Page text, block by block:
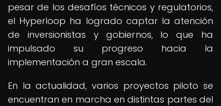
pesar de los desafíos técnicos y regulatorios,
el Hyperloop ha logrado captar la atención
de inversionistas y gobiernos, lo que ha
impulsado su progreso hacia la
implementación a gran escala.
En la actualidad, varios proyectos piloto se
encuentran en marcha en distintas partes del